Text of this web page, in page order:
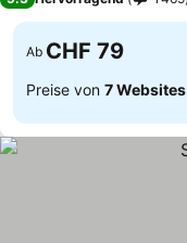
Ab CHF 79
Preise von 7 Websites